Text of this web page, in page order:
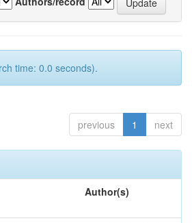
time: 0.0 seconds).
previous 1 next
Author(s)